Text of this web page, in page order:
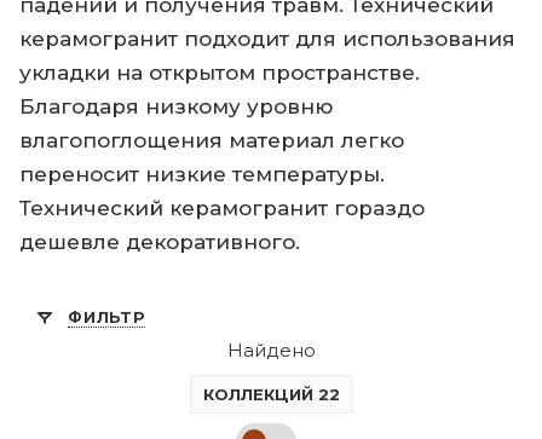
падений и получения травм. Технический
керамогранит подходит для использования
укладки на открытом пространстве.
Благодаря низкому уровню
влагопоглощения материал легко
переносит низкие температуры.
Технический керамогранит гораздо
дешевле декоративного.
ФИЛЬТР
Найдено
КОЛЛЕКЦИЙ 22